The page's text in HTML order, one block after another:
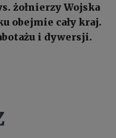
żołnierzy Wojska
obejmie cały kraj.
i dywersji.